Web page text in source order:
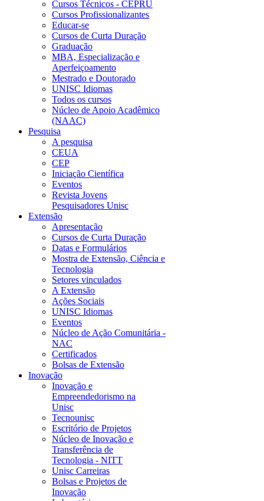
Cursos Técnicos - CEPRU
Cursos Profissionalizantes
Educar-se
Cursos de Curta Duração
Graduação
MBA, Especialização e
Aperfeiçoamento
Mestrado e Doutorado
UNISC Idiomas
Todos os cursos
Núcleo de Apoio Acadêmico
(NAAC)
Pesquisa
A pesquisa
CEUA
CEP
Iniciação Científica
Eventos
Revista Jovens
Pesquisadores Unisc
Extensão
Apresentação
Cursos de Curta Duração
Datas e Formulários
Mostra de Extensão, Ciência e
Tecnologia
Setores vinculados
A Extensão
Ações Sociais
UNISC Idiomas
Eventos
Núcleo de Ação Comunitária -
NAC
Certificados
Bolsas de Extensão
Inovação
Inovação e
Empreendedorismo na
Unisc
Tecnounisc
Escritório de Projetos
Núcleo de Inovação e
Transferência de
Tecnologia - NITT
Unisc Carreiras
Bolsas e Projetos de
Inovação